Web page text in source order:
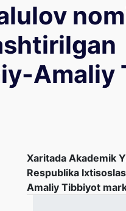
Amaliy
Xaritada Akademik
Respublika
Amaliy Tibbiyot